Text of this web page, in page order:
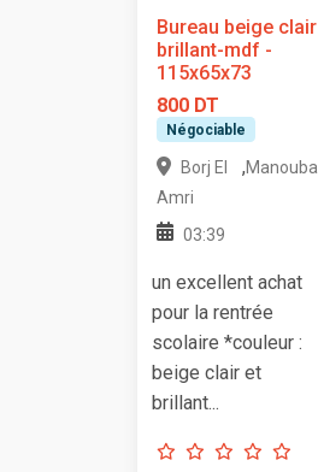
Bureau beige clair
brillant-mdf -
115x65x73
800 DT
Négociable
Borj El
Amri
,Manouba
03:39
un excellent achat
pour la rentrée
scolaire *couleur :
beige clair et
brillant...